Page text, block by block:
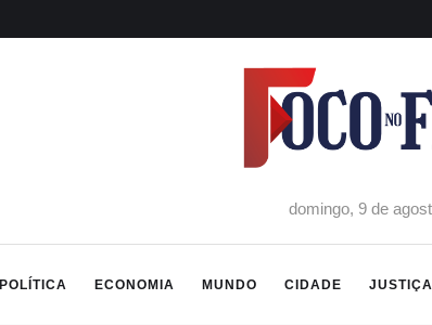
domingo, 9 de
POLÍTICA ECONOMIA MUNDO CIDADE JUSTIÇA